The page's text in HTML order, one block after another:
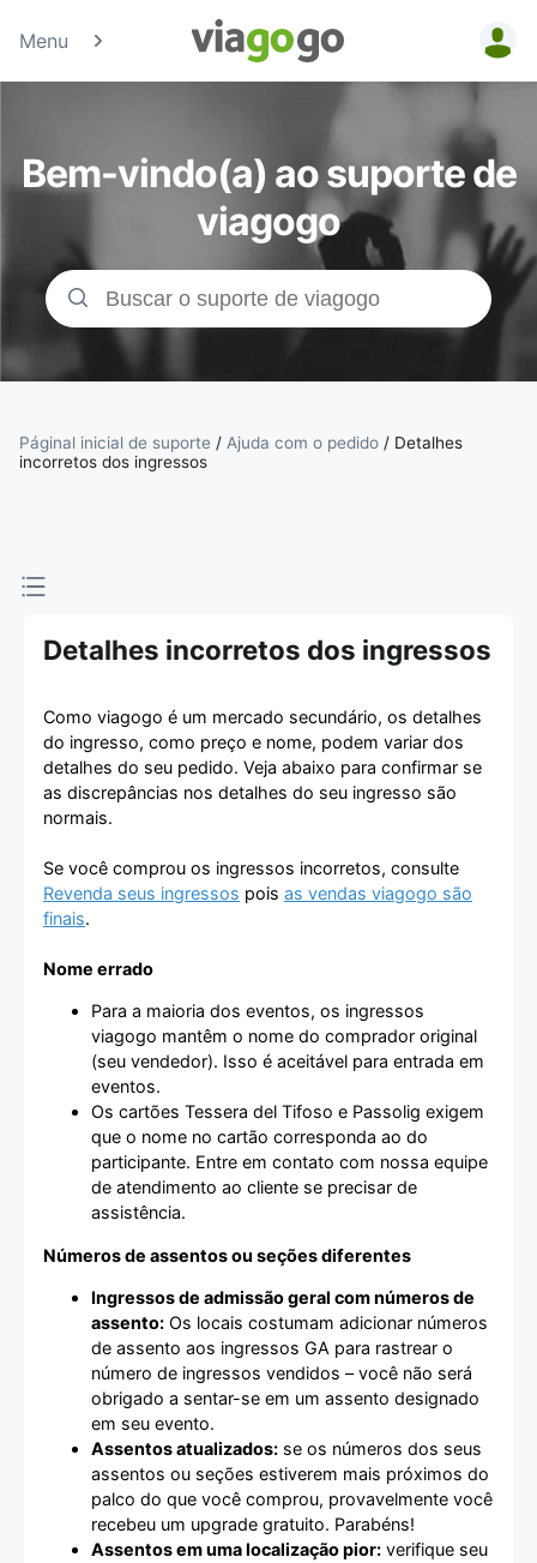
Menu
Bilhetes -
Concertos,
Desporto e
Teatro |
Bolsa de
Bilhetes da
viagogo
Bem-vindo(a) ao suporte de
viagogo
Páginal inicial de suporte / Ajuda com o pedido / Detalhes
incorretos dos ingressos
Detalhes incorretos dos ingressos
Como viagogo é um mercado secundário, os detalhes
do ingresso, como preço e nome, podem variar dos
detalhes do seu pedido. Veja abaixo para confirmar se
as discrepâncias nos detalhes do seu ingresso são
normais.
Se você comprou os ingressos incorretos, consulte
Revenda seus ingressos pois as vendas viagogo são
finais.
Nome errado
Para a maioria dos eventos, os ingressos
viagogo mantêm o nome do comprador original
(seu vendedor). Isso é aceitável para entrada em
eventos.
Os cartões Tessera del Tifoso e Passolig exigem
que o nome no cartão corresponda ao do
participante. Entre em contato com nossa equipe
de atendimento ao cliente se precisar de
assistência.
Números de assentos ou seções diferentes
Ingressos de admissão geral com números de
assento: Os locais costumam adicionar números
de assento aos ingressos GA para rastrear o
número de ingressos vendidos – você não será
obrigado a sentar-se em um assento designado
em seu evento.
Assentos atualizados: se os números dos seus
assentos ou seções estiverem mais próximos do
palco do que você comprou, provavelmente você
recebeu um upgrade gratuito. Parabéns!
Assentos em uma localização pior: verifique seu